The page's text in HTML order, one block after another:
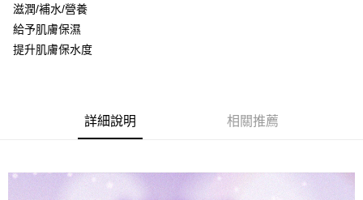
【「AFTEE先享後付」結帳流程】
１．於結帳方式選擇「AFTEE先享後付」後，將跳轉至「AFTEE先享後付」
結帳頁面，進行簡訊認證並確認金額後，即可完成結帳。
２．訂單成立數日內，您將收到繳費通知簡訊。
後付繳納相關費用。
※ 交易是否成功請以「AFTEE先享後付 」之結帳頁面顯示為準，若有關於
每筆NT$80，滿NT$999(含以上)免運費
先付款後全家取貨
每筆NT$80，滿NT$999(含以上)免運費
先付款後7-11取貨
滋潤/補水/營養
給予肌膚保濕
提升肌膚保水度
詳細說明 相關推薦